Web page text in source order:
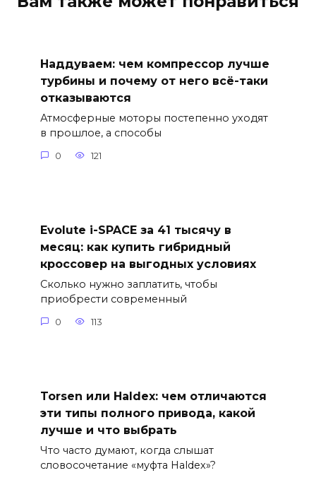
Наддуваем: чем компрессор лучше
турбины и почему от него всё-таки
отказываются
Атмосферные моторы постепенно уходят
в прошлое, а способы
0 121
Evolute i-SPACE за 41 тысячу в
месяц: как купить гибридный
кроссовер на выгодных условиях
Сколько нужно заплатить, чтобы
приобрести современный
0 113
Torsen или Haldex: чем отличаются
эти типы полного привода, какой
лучше и что выбрать
Что часто думают, когда слышат
словосочетание «муфта Haldex»?